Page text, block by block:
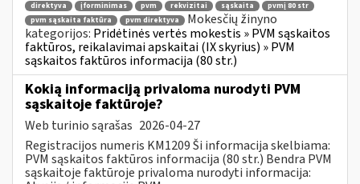
direktyva įforminimas pvm rekvizitai sąskaita
pvmį 80 str
pvm sąskaita faktūra
pvm direktyva
Mokesčių žinyno
kategorijos: Pridėtinės vertės mokestis » PVM sąskaitos
faktūros, reikalavimai apskaitai (IX skyrius) » PVM
sąskaitos faktūros informacija (80 str.)
Kokią informaciją privaloma nurodyti PVM
sąskaitoje faktūroje?
Web turinio sąrašas 2026-04-27
Registracijos numeris KM1209 Ši informacija skelbiama:
PVM sąskaitos faktūros informacija (80 str.) Bendra PVM
sąskaitoje faktūroje privaloma nurodyti informacija: